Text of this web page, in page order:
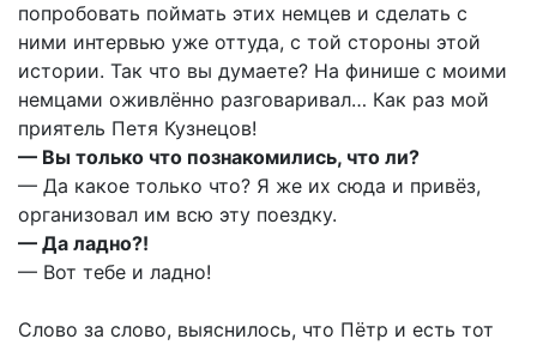
попробовать поймать этих немцев и сделать с
ними интервью уже оттуда, с той стороны этой
истории. Так что вы думаете? На финише с моими
немцами оживлённо разговаривал… Как раз мой
приятель Петя Кузнецов!
— Вы только что познакомились, что ли?
— Да какое только что? Я же их сюда и привёз,
организовал им всю эту поездку.
— Да ладно?!
— Вот тебе и ладно!
Слово за слово, выяснилось, что Пётр и есть тот